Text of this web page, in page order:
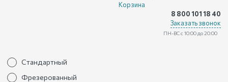
Корзина
8 800 101 18 40
Заказать звонок
ПН-ВС с 10:00 до 20:00
Стандартный
Фрезерованный